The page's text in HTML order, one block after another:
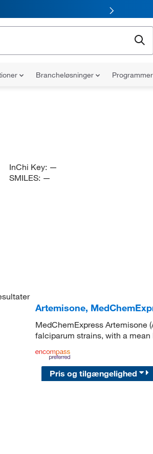
Brancheløsninger
InChi Key: —
SMILES: —
Artemisone,
MedChemExpress Artemisone
falciparum strains, with a
Pris og tilgængelighed